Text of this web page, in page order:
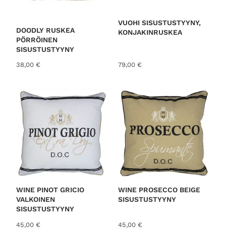
DOODLY RUSKEA
PÖRRÖINEN
SISUSTUSTYYNY
38,00 €
VUOHI SISUSTUSTYYNY,
KONJAKINRUSKEA
79,00 €
WINE PINOT GRICIO
VALKOINEN
SISUSTUSTYYNY
45,00 €
WINE PROSECCO BEIGE
SISUSTUSTYYNY
45,00 €